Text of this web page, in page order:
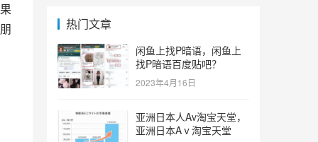
热门文章
闲鱼上找P暗语，闲鱼上
找P暗语百度贴吧？
2023年4月16日
亚洲日本人Av淘宝天堂，
亚洲日本Aⅴ淘宝天堂